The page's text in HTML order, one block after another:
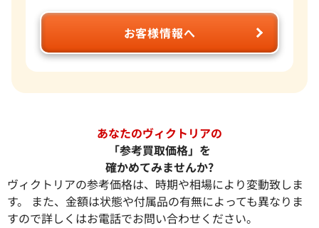
お客様情報へ
あなたのヴィクトリアの
「参考買取価格」を
確かめてみませんか?
ヴィクトリアの参考価格は、時期や相場により変動致しま
す。 また、金額は状態や付属品の有無によっても異なりま
すので詳しくはお電話でお問い合わせください。